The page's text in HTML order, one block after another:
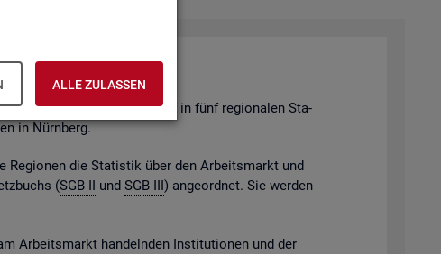
ALLE ZULASSEN
Der Be­reich ist or­ga­ni­siert in fünf re­gio­na­len Sta­
in Nürn­berg.
die Sta­tis­tik über den Ar­beits­markt und
(SGB II und SGB III) an­ge­ord­net. Sie wer­den
Ar­beits­markt han­deln­den In­sti­tu­tio­nen und der